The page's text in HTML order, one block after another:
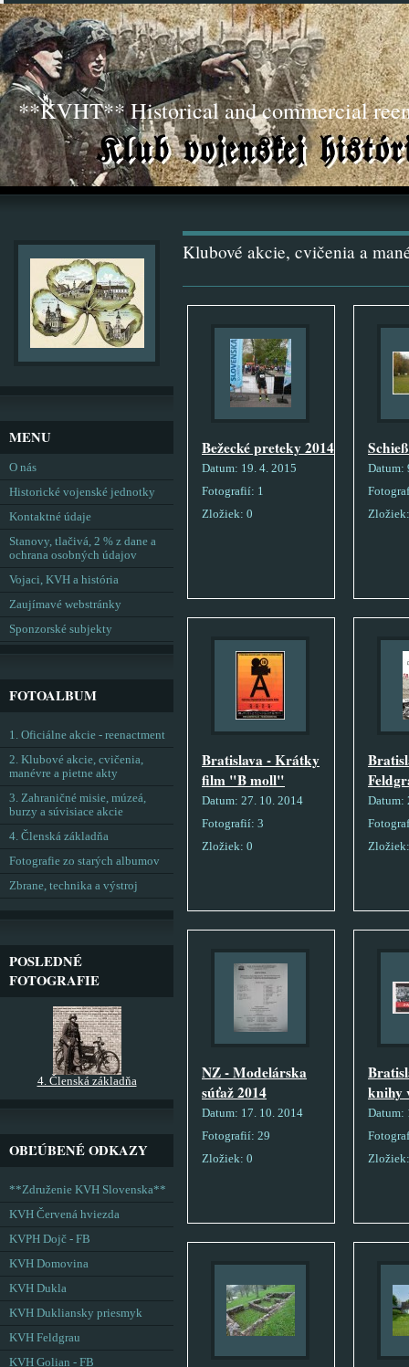
**KVHT** Historical and commercial
Klubové akcie, cvičenia a
Bežecké preteky 2014
Datum: 19. 4. 2015
Fotografií: 1
Zložiek: 0
Datum:
Bratislava - Krátky
film "B moll"
Datum: 27. 10. 2014
Fotografií: 3
Zložiek: 0
Datum:
NZ - Modelárska
súťaž 2014
Datum: 17. 10. 2014
Fotografií: 29
Zložiek: 0
knihy
Datum:
MENU
O nás
Historické vojenské jednotky
Kontaktné údaje
Stanovy, tlačivá, 2 % z dane a
ochrana osobných údajov
Vojaci, KVH a história
Zaujímavé webstránky
Sponzorské subjekty
FOTOALBUM
1. Oficiálne akcie - reenactment
2. Klubové akcie, cvičenia,
manévre a pietne akty
3. Zahraničné misie, múzeá,
burzy a súvisiace akcie
4. Členská základňa
Fotografie zo starých albumov
Zbrane, technika a výstroj
POSLEDNÉ
FOTOGRAFIE
4. Členská základňa
OBĽÚBENÉ ODKAZY
**Združenie KVH Slovenska**
KVH Červená hviezda
KVPH Dojč - FB
KVH Domovina
KVH Dukla
KVH Dukliansky priesmyk
KVH Feldgrau
KVH Golian - FB